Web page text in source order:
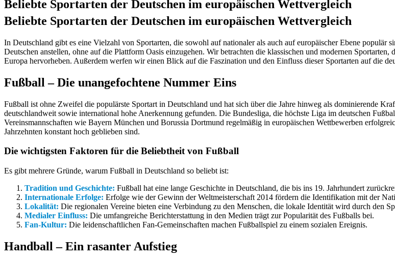
Beliebte Sportarten der Deutschen im europäischen Wettvergleich
Beliebte Sportarten der Deutschen im europäischen Wettvergleich
In Deutschland gibt es eine Vielzahl von Sportarten, die sowohl auf nationaler als auch auf europäischer Ebene
Deutschen anstellen, ohne auf die Plattform Oasis einzugehen. Wir betrachten die klassischen und modernen
Europa hervorheben. Außerdem werfen wir einen Blick auf die Faszination und den Einfluss dieser Sportarten auf die
Fußball – Die unangefochtene Nummer Eins
Fußball ist ohne Zweifel die populärste Sportart in Deutschland und hat sich über die Jahre hinweg als dominierende
deutschlandweit sowie international hohe Anerkennung gefunden. Die Bundesliga, die höchste Liga im deutschen
Vereinsmannschaften wie Bayern München und Borussia Dortmund regelmäßig in europäischen Wettbewerben
Jahrzehnten konstant hoch geblieben sind.
Die wichtigsten Faktoren für die Beliebtheit von Fußball
Es gibt mehrere Gründe, warum Fußball in Deutschland so beliebt ist:
Tradition und Geschichte: Fußball hat eine lange Geschichte in Deutschland, die bis ins 19. Jahrhundert
Internationale Erfolge: Erfolge wie der Gewinn der Weltmeisterschaft 2014 fördern die Identifikation mit der
Lokalität: Die regionalen Vereine bieten eine Verbindung zu den Menschen, die lokale Identität wird durch den
Medialer Einfluss: Die umfangreiche Berichterstattung in den Medien trägt zur Popularität des Fußballs bei.
Fan-Kultur: Die leidenschaftlichen Fan-Gemeinschaften machen Fußballspiel zu einem sozialen Ereignis.
Handball – Ein rasanter Aufstieg